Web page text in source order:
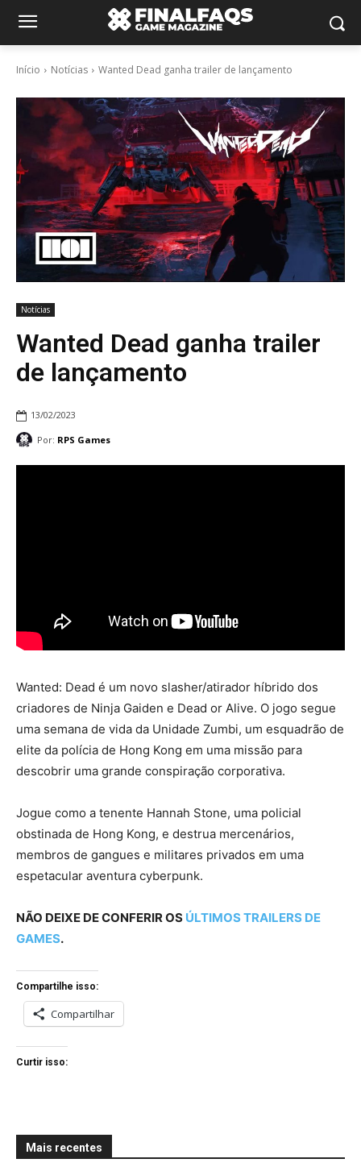
Início Notícias Wanted Dead ganha trailer de lançamento
Notícias
Wanted Dead ganha trailer
de lançamento
13/02/2023
Por: RPS Games
Wanted: Dead é um novo slasher/atirador híbrido dos
criadores de Ninja Gaiden e Dead or Alive. O jogo segue
uma semana de vida da Unidade Zumbi, um esquadrão de
elite da polícia de Hong Kong em uma missão para
descobrir uma grande conspiração corporativa.
Jogue como a tenente Hannah Stone, uma policial
obstinada de Hong Kong, e destrua mercenários,
membros de gangues e militares privados em uma
espetacular aventura cyberpunk.
NÃO DEIXE DE CONFERIR OS ÚLTIMOS TRAILERS DE
GAMES.
Compartilhe isso:
Compartilhar
Curtir isso:
Mais recentes